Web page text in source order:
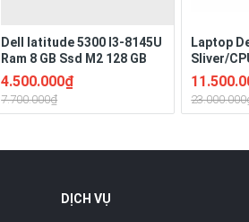
Dell latitude 5300 I3-8145U
Ram 8 GB Ssd M2 128 GB
Màn hình 13”3 Full HD Pin 3-
4h
4.500.000₫
7.700.000₫
Laptop
Sliver/
16G/SSD
13.3"
51W/Hệ
DỊCH VỤ